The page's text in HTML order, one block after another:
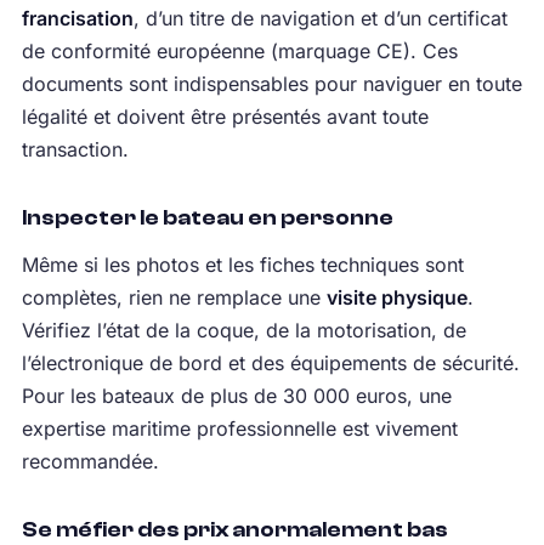
francisation, d’un titre de navigation et d’un certificat
de conformité européenne (marquage CE). Ces
documents sont indispensables pour naviguer en toute
légalité et doivent être présentés avant toute
transaction.
Inspecter le bateau en personne
Même si les photos et les fiches techniques sont
complètes, rien ne remplace une visite physique.
Vérifiez l’état de la coque, de la motorisation, de
l’électronique de bord et des équipements de sécurité.
Pour les bateaux de plus de 30 000 euros, une
expertise maritime professionnelle est vivement
recommandée.
Se méfier des prix anormalement bas